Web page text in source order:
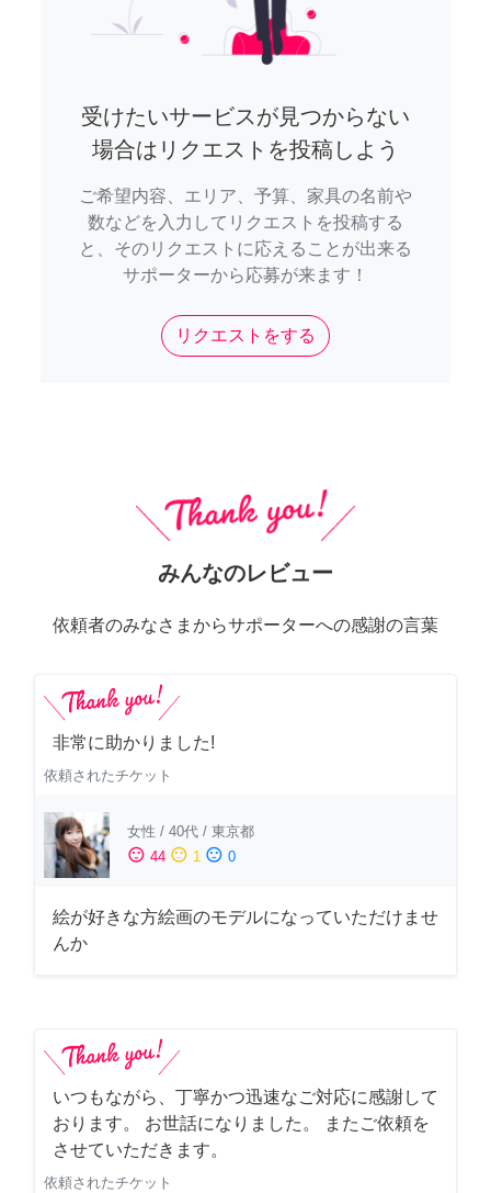
受けたいサービスが見つからない
場合はリクエストを投稿しよう
ご希望内容、エリア、予算、家具の名前や
数などを入力してリクエストを投稿する
と、そのリクエストに応えることが出来る
サポーターから応募が来ます！
リクエストをする
みんなのレビュー
依頼者のみなさまからサポーターへの感謝の言葉
非常に助かりました!
依頼されたチケット
女性 / 40代 / 東京都
sentiment_satisfied 44 sentiment_neutral 1 sentiment_dissatisfied 0
絵が好きな方絵画のモデルになっていただけませ
んか
いつもながら、丁寧かつ迅速なご対応に感謝して
おります。 お世話になりました。 またご依頼を
させていただきます。
依頼されたチケット